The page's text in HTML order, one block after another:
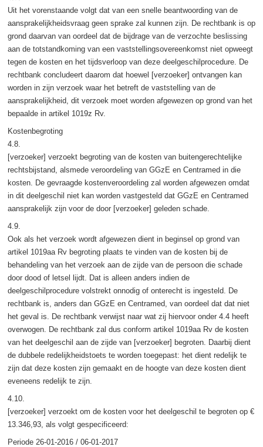
Uit het vorenstaande volgt dat van een snelle beantwoording van de
aansprakelijkheidsvraag geen sprake zal kunnen zijn. De rechtbank is op
grond daarvan van oordeel dat de bijdrage van de verzochte beslissing
aan de totstandkoming van een vaststellingsovereenkomst niet opweegt
tegen de kosten en het tijdsverloop van deze deelgeschilprocedure. De
rechtbank concludeert daarom dat hoewel [verzoeker] ontvangen kan
worden in zijn verzoek waar het betreft de vaststelling van de
aansprakelijkheid, dit verzoek moet worden afgewezen op grond van het
bepaalde in artikel 1019z Rv.
Kostenbegroting
4.8.
[verzoeker] verzoekt begroting van de kosten van buitengerechtelijke
rechtsbijstand, alsmede veroordeling van GGzE en Centramed in die
kosten. De gevraagde kostenveroordeling zal worden afgewezen omdat
in dit deelgeschil niet kan worden vastgesteld dat GGzE en Centramed
aansprakelijk zijn voor de door [verzoeker] geleden schade.
4.9.
Ook als het verzoek wordt afgewezen dient in beginsel op grond van
artikel 1019aa Rv begroting plaats te vinden van de kosten bij de
behandeling van het verzoek aan de zijde van de persoon die schade
door dood of letsel lijdt. Dat is alleen anders indien de
deelgeschilprocedure volstrekt onnodig of onterecht is ingesteld. De
rechtbank is, anders dan GGzE en Centramed, van oordeel dat dat niet
het geval is. De rechtbank verwijst naar wat zij hiervoor onder 4.4 heeft
overwogen. De rechtbank zal dus conform artikel 1019aa Rv de kosten
van het deelgeschil aan de zijde van [verzoeker] begroten. Daarbij dient
de dubbele redelijkheidstoets te worden toegepast: het dient redelijk te
zijn dat deze kosten zijn gemaakt en de hoogte van deze kosten dient
eveneens redelijk te zijn.
4.10.
[verzoeker] verzoekt om de kosten voor het deelgeschil te begroten op €
13.346,93, als volgt gespecificeerd:
Periode 26-01-2016 / 06-01-2017